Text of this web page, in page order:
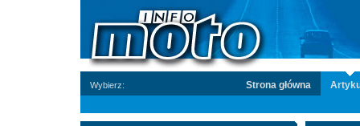
Wybierz: Strona główna